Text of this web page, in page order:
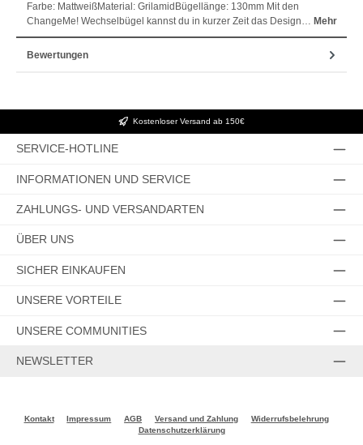
Farbe: MattweißMaterial: GrilamidBügellänge: 130mm Mit den
ChangeMe! Wechselbügel kannst du in kurzer Zeit das Design… Mehr
Bewertungen
Kostenloser Versand ab 150€
SERVICE-HOTLINE
INFORMATIONEN UND SERVICE
ZAHLUNGS- UND VERSANDARTEN
ÜBER UNS
SICHER EINKAUFEN
UNSERE VORTEILE
UNSERE COMMUNITIES
NEWSLETTER
Kontakt Impressum AGB Versand und Zahlung
Widerrufsbelehrung
Datenschutzerklärung